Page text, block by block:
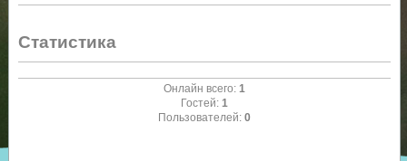
Статистика
Онлайн всего: 1
Гостей: 1
Пользователей: 0